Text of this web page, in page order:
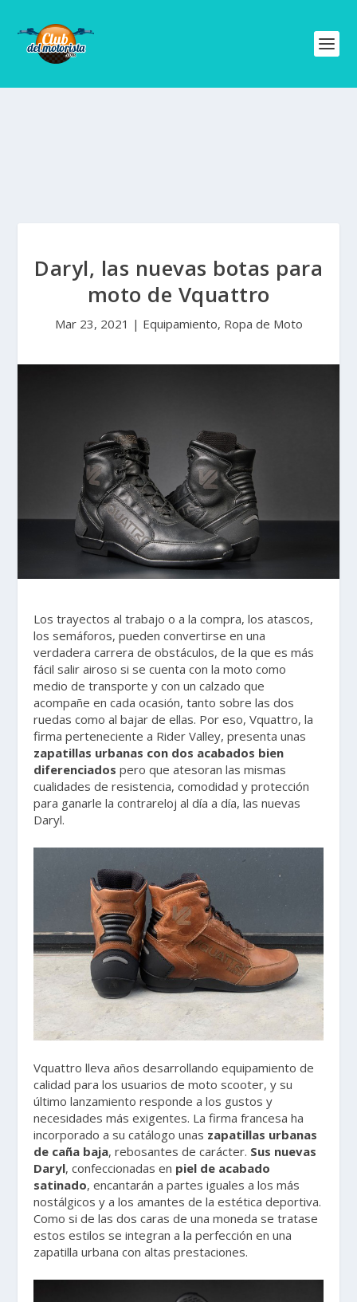
Daryl, las nuevas botas para
moto de Vquattro
Mar 23, 2021 | Equipamiento, Ropa de Moto
Los trayectos al trabajo o a la compra, los atascos,
los semáforos, pueden convertirse en una
verdadera carrera de obstáculos, de la que es más
fácil salir airoso si se cuenta con la moto como
medio de transporte y con un calzado que
acompañe en cada ocasión, tanto sobre las dos
ruedas como al bajar de ellas. Por eso, Vquattro, la
firma perteneciente a Rider Valley, presenta unas
zapatillas urbanas con dos acabados bien
diferenciados pero que atesoran las mismas
cualidades de resistencia, comodidad y protección
para ganarle la contrareloj al día a día, las nuevas
Daryl.
Vquattro lleva años desarrollando equipamiento de
calidad para los usuarios de moto scooter, y su
último lanzamiento responde a los gustos y
necesidades más exigentes. La firma francesa ha
incorporado a su catálogo unas zapatillas urbanas
de caña baja, rebosantes de carácter. Sus nuevas
Daryl, confeccionadas en piel de acabado
satinado, encantarán a partes iguales a los más
nostálgicos y a los amantes de la estética deportiva.
Como si de las dos caras de una moneda se tratase
estos estilos se integran a la perfección en una
zapatilla urbana con altas prestaciones.